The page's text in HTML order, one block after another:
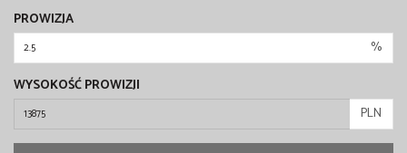
PROWIZJA
%
WYSOKOŚĆ PROWIZJI
PLN